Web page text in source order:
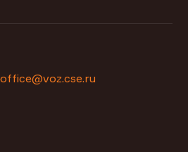
office@voz.cse.ru